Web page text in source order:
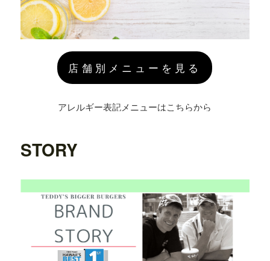
店舗別メニューを見る
アレルギー表記メニューはこちらから
STORY